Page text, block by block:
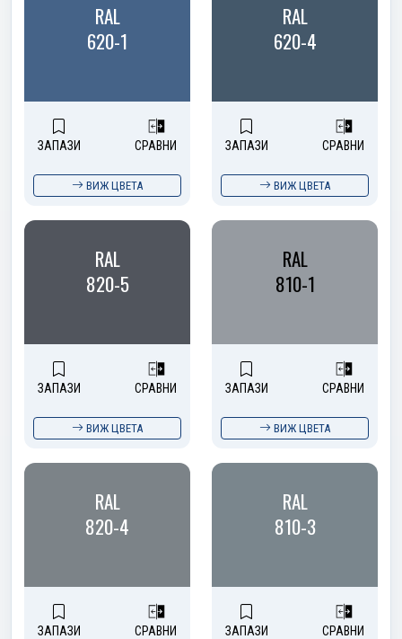
RAL
620-1
ЗАПАЗИ СРАВНИ
ВИЖ ЦВЕТА
RAL
620-4
ЗАПАЗИ СРАВНИ
ВИЖ ЦВЕТА
RAL
820-5
ЗАПАЗИ СРАВНИ
ВИЖ ЦВЕТА
RAL
810-1
ЗАПАЗИ СРАВНИ
ВИЖ ЦВЕТА
RAL
820-4
ЗАПАЗИ СРАВНИ
RAL
810-3
ЗАПАЗИ СРАВНИ